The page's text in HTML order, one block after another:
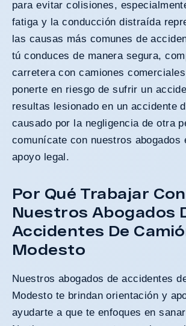
para evitar colisiones,
fatiga y la conducción distraída
las causas más comunes de
tú conduces de manera segura,
carretera con camiones
ponerte en riesgo de sufrir un
resultas lesionado en un accidente
causado por la negligencia de otra
comunícate con nuestros abogados
apoyo legal.
Por Qué Trabajar Con
Nuestros Abogados
Accidentes De
Modesto
Nuestros abogados de accidentes
Modesto te brindan orientación y
ayudarte a que te enfoques en